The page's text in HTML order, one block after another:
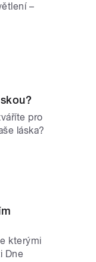
–
pro
láska?
kterými
Dne